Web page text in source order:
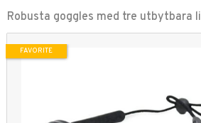
Robusta goggles med tre utbytbara
FAVORITE